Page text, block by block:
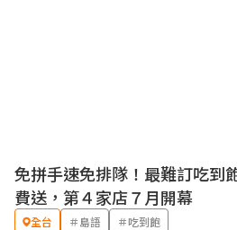
優惠
免拼手速免排隊！最難訂吃到
費送，第４家店７月開幕
全台 ＃島語 ＃吃到飽